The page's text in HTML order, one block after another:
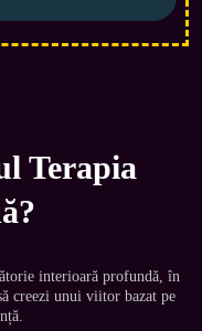
Terapia
interioară profundă, în
creezi unui viitor bazat pe